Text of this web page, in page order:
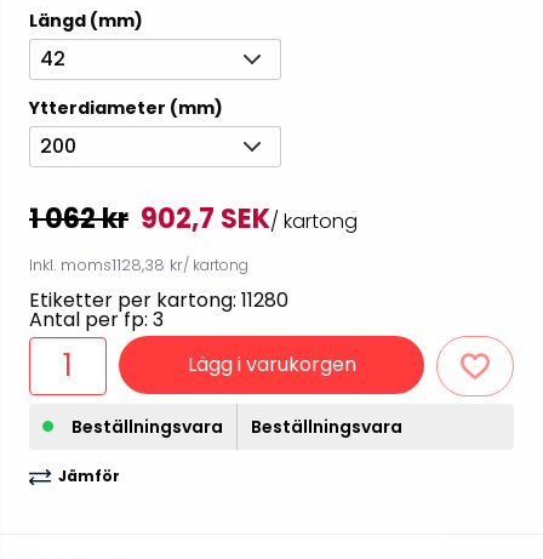
Längd (mm)
42
Ytterdiameter (mm)
200
1 062 kr 902,7 SEK/ kartong
Inkl. moms1128,38 kr/ kartong
Etiketter per kartong: 11280
Antal per fp: 3
Lägg i varukorgen
Beställningsvara Beställningsvara
Jämför